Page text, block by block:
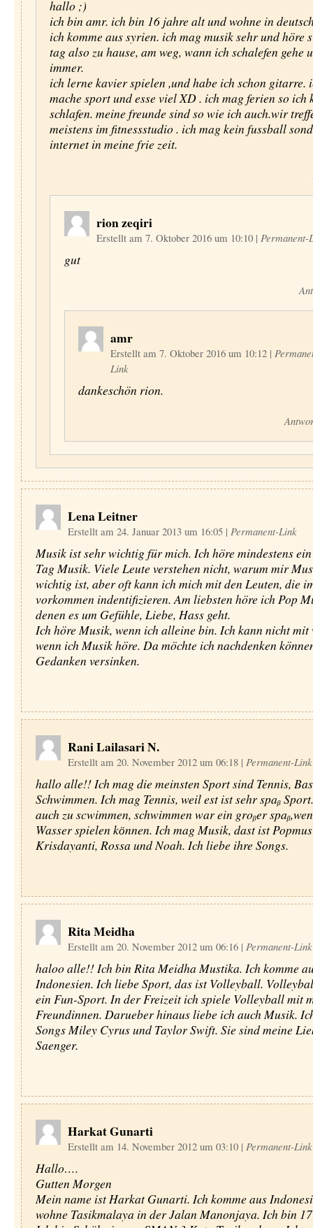
hallo ;)
ich bin amr. ich bin 16 jahre alt und wohne in
ich komme aus syrien. ich mag musik sehr und höre
tag also zu hause, am weg, wann ich schalefen gehe
immer.
ich lerne kavier spielen ,und habe ich schon gitarre.
mache sport und esse viel XD . ich mag ferien so ich
schlafen. meine freunde sind so wie ich auch.wir
meistens im fitnessstudio . ich mag kein fussball
internet in meine frie zeit.
rion zeqiri
Erstellt am 7. Oktober 2016 um 10:10 | Permanent-
gut
amr
Erstellt am 7. Oktober 2016 um 10:12 |
Link
dankeschön rion.
Lena Leitner
Erstellt am 24. Januar 2013 um 16:05 | Permanent-Link
Musik ist sehr wichtig für mich. Ich höre mindestens
Tag Musik. Viele Leute verstehen nicht, warum mir
wichtig ist, aber oft kann ich mich mit den Leuten, die
vorkommen indentifizieren. Am liebsten höre ich Pop
denen es um Gefühle, Liebe, Hass geht.
Ich höre Musik, wenn ich alleine bin. Ich kann nicht mit
wenn ich Musik höre. Da möchte ich nachdenken
Gedanken versinken.
Rani Lailasari N.
Erstellt am 20. November 2012 um 06:18 | Permanent-Link
hallo alle!! Ich mag die meinsten Sport sind Tennis,
Schwimmen. Ich mag Tennis, weil est ist sehr spaᵦ
auch zu scwimmen, schwimmen war ein groᵦer
Wasser spielen kӧnnen. Ich mag Musik, dast ist
Krisdayanti, Rossa und Noah. Ich liebe ihre Songs.
Rita Meidha
Erstellt am 20. November 2012 um 06:16 | Permanent-Link
haloo alle!! Ich bin Rita Meidha Mustika. Ich komme
Indonesien. Ich liebe Sport, das ist Volleyball.
ein Fun-Sport. In der Freizeit ich spiele Volleyball mit
Freundinnen. Darueber hinaus liebe ich auch Musik.
Songs Miley Cyrus und Taylor Swift. Sie sind meine
Saenger.
Harkat Gunarti
Erstellt am 14. November 2012 um 03:10 | Permanent-Link
Hallo….
Gutten Morgen
Mein name ist Harkat Gunarti. Ich komme aus
wohne Tasikmalaya in der Jalan Manonjaya. Ich bin